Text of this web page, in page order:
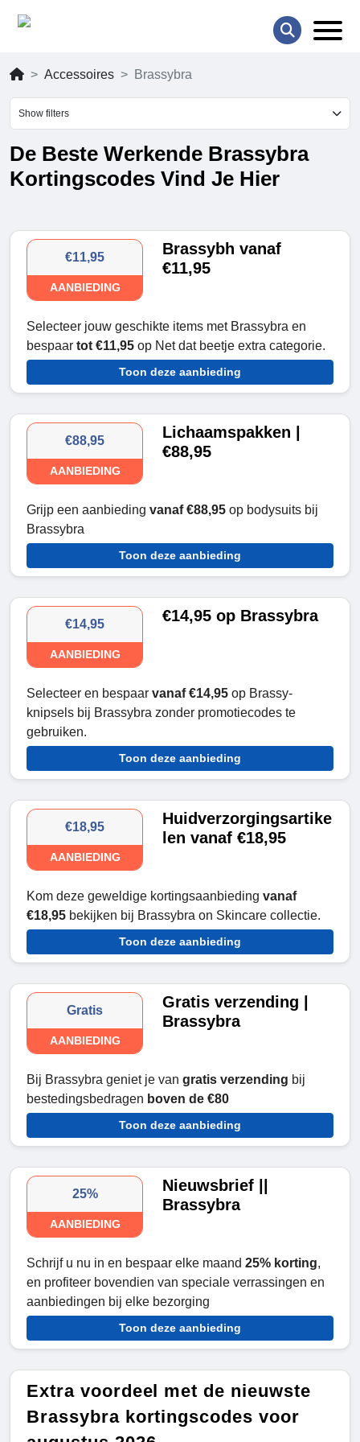
Accessoires Brassybra
Show filters
De Beste Werkende Brassybra
Kortingscodes Vind Je Hier
€11,95
AANBIEDING
Brassybh vanaf
€11,95
Selecteer jouw geschikte items met Brassybra en
bespaar tot €11,95 op Net dat beetje extra categorie.
Toon deze aanbieding
€88,95
AANBIEDING
Lichaamspakken |
€88,95
Grijp een aanbieding vanaf €88,95 op bodysuits bij
Brassybra
Toon deze aanbieding
€14,95
AANBIEDING
€14,95 op Brassybra
Selecteer en bespaar vanaf €14,95 op Brassy-
knipsels bij Brassybra zonder promotiecodes te
gebruiken.
Toon deze aanbieding
€18,95
AANBIEDING
Huidverzorgingsartike
len vanaf €18,95
Kom deze geweldige kortingsaanbieding vanaf
€18,95 bekijken bij Brassybra on Skincare collectie.
Toon deze aanbieding
Gratis
AANBIEDING
Gratis verzending |
Brassybra
Bij Brassybra geniet je van gratis verzending bij
bestedingsbedragen boven de €80
Toon deze aanbieding
25%
AANBIEDING
Nieuwsbrief ||
Brassybra
Schrijf u nu in en bespaar elke maand 25% korting,
en profiteer bovendien van speciale verrassingen en
aanbiedingen bij elke bezorging
Toon deze aanbieding
Extra voordeel met de nieuwste
Brassybra kortingscodes voor